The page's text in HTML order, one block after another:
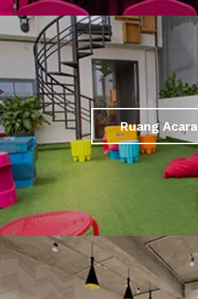
Ruang Acara